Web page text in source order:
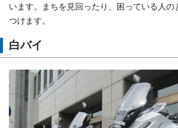
います。まちを見回ったり、困っている人の
つけます。
白バイ